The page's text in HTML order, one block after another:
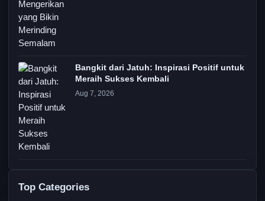
Bangkit dari Jatuh: Inspirasi Positif untuk
Meraih Sukses Kembali
Aug 7, 2026
Top Categories